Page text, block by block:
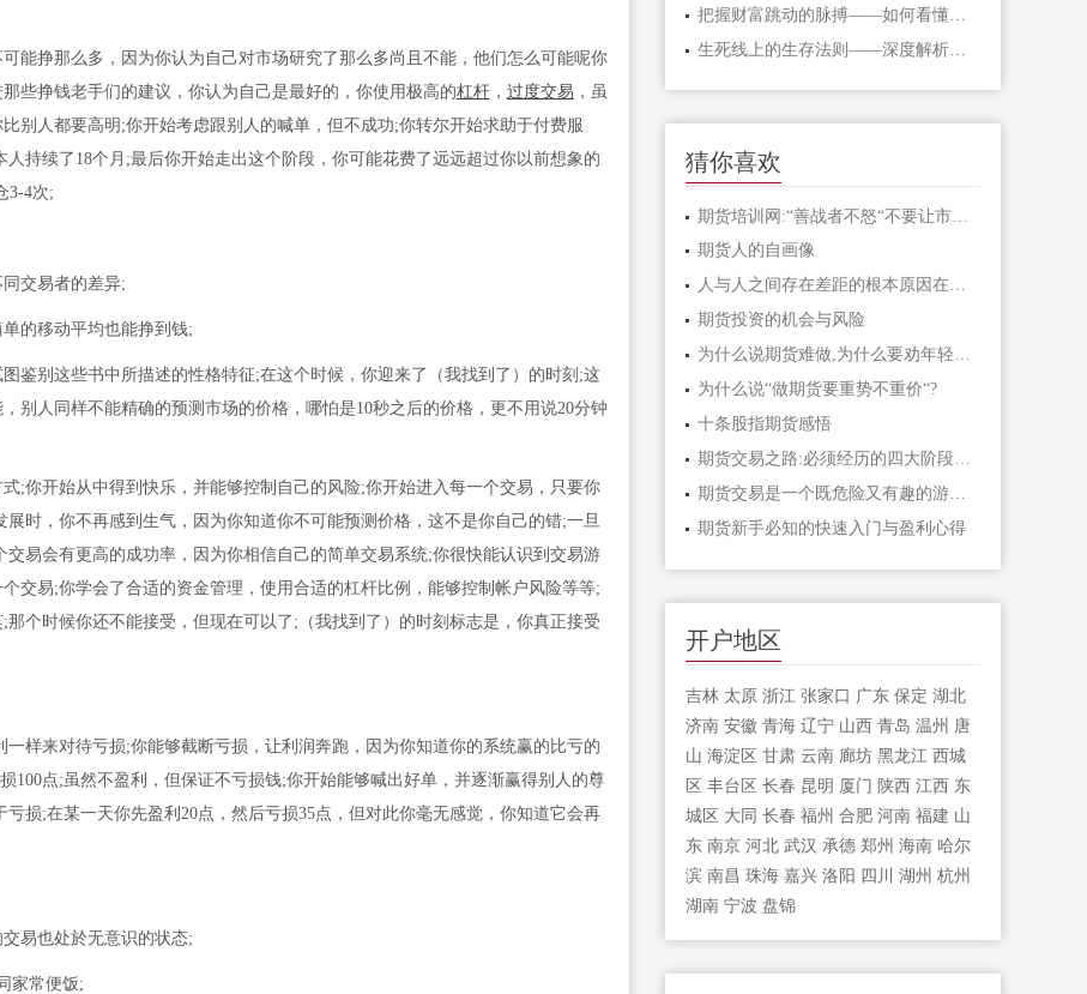
挣那么多，因为你认为自己对市场研究了那么多尚且不能，他们怎么可能呢你
些挣钱老手们的建议，你认为自己是最好的，你使用极高的杠杆， 过度交易 ，虽
别人都要高明;你开始考虑跟别人的喊单，但不成功;你转尔开始求助于付费服
持续了18个月;最后你开始走出这个阶段，你可能花费了远远超过你以前想象的
3-4次;
交易者的差异;
的移动平均也能挣到钱;
鉴别这些书中所描述的性格特征;在这个时候，你迎来了（我找到了）的时刻;这
别人同样不能精确的预测市场的价格，哪怕是10秒之后的价格，更不用说20分钟
开始从中得到快乐，并能够控制自己的风险;你开始进入每一个交易，只要你
时，你不再感到生气，因为你知道你不可能预测价格，这不是你自己的错;一旦
易会有更高的成功率，因为你相信自己的简单交易系统;你很快能认识到交易游
交易;你学会了合适的资金管理，使用合适的杠杆比例，能够控制帐户风险等等;
个时候你还不能接受，但现在可以了;（我找到了）的时刻标志是，你真正接受
来对待亏损;你能够截断亏损，让利润奔跑，因为你知道你的系统赢的比亏的
100点;虽然不盈利，但保证不亏损钱;你开始能够喊出好单，并逐渐赢得别人的尊
损;在某一天你先盈利20点，然后亏损35点，但对此你毫无感觉，你知道它会再
易也处於无意识的状态;
家常便饭;
把握财富跳动的脉搏——如何看懂期货主
生死线上的生存法则——深度解析期货爆
猜你喜欢
期货培训网:“善战者不怒“不要让市场把
期货人的自画像
人与人之间存在差距的根本原因在于认知
期货投资的机会与风险
为什么说期货难做,为什么要劝年轻人不要
为什么说“做期货要重势不重价“?
十条股指期货感悟
期货交易之路:必须经历的四大阶段「多年
期货交易是一个既危险又有趣的游戏「期
期货新手必知的快速入门与盈利心得
开户地区
吉林 太原 浙江 张家口 广东 保定 湖北
济南 安徽 青海 辽宁 山西 青岛 温州 唐
山 海淀区 甘肃 云南 廊坊 黑龙江 西城
区 丰台区 长春 昆明 厦门 陕西 江西 东
城区 大同 长春 福州 合肥 河南 福建 山
东 南京 河北 武汉 承德 郑州 海南 哈尔
滨 南昌 珠海 嘉兴 洛阳 四川 湖州 杭州
湖南 宁波 盘锦